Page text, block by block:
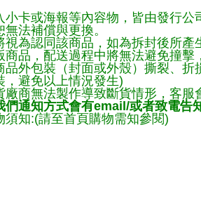
小卡或海報等內容物，皆由發行
法補償與更換。
視為認同該商品，如為拆封後所
商品，配送過程中將無法避免撞
品外包裝（封面或外殼）撕裂、
，避免以上情況發生)
廠商無法製作導致斷貨情形，客
們通知方式會有email/或者致電告
須知:(請至首頁購物需知參閱)